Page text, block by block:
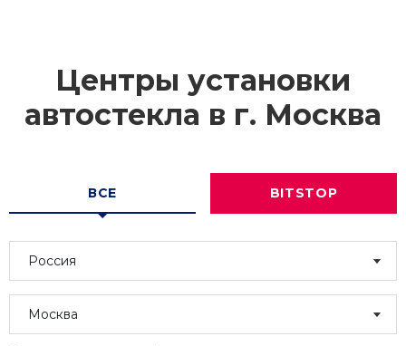
Центры установки
автостекла в г. Москва
ВСЕ BITSTOP
Россия
Москва